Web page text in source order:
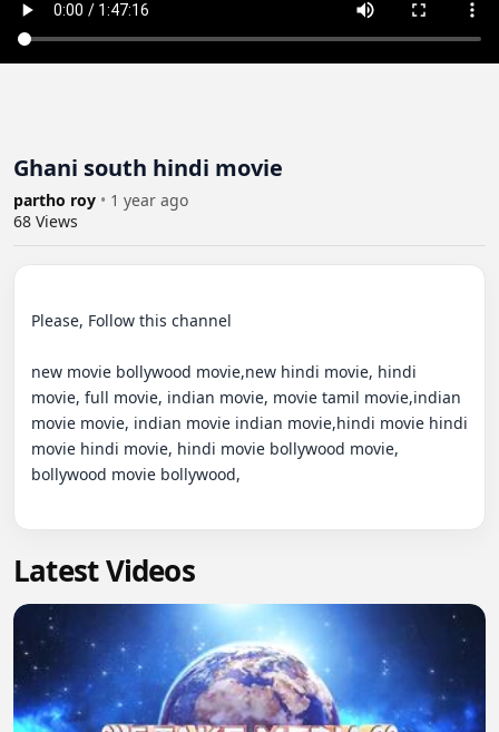
Ghani south hindi movie
partho roy • 1 year ago
68 Views
Please, Follow this channel
new movie bollywood movie,new hindi movie, hindi
movie, full movie, indian movie, movie tamil movie,indian
movie movie, indian movie indian movie,hindi movie hindi
movie hindi movie, hindi movie bollywood movie,
bollywood movie bollywood,
Latest Videos